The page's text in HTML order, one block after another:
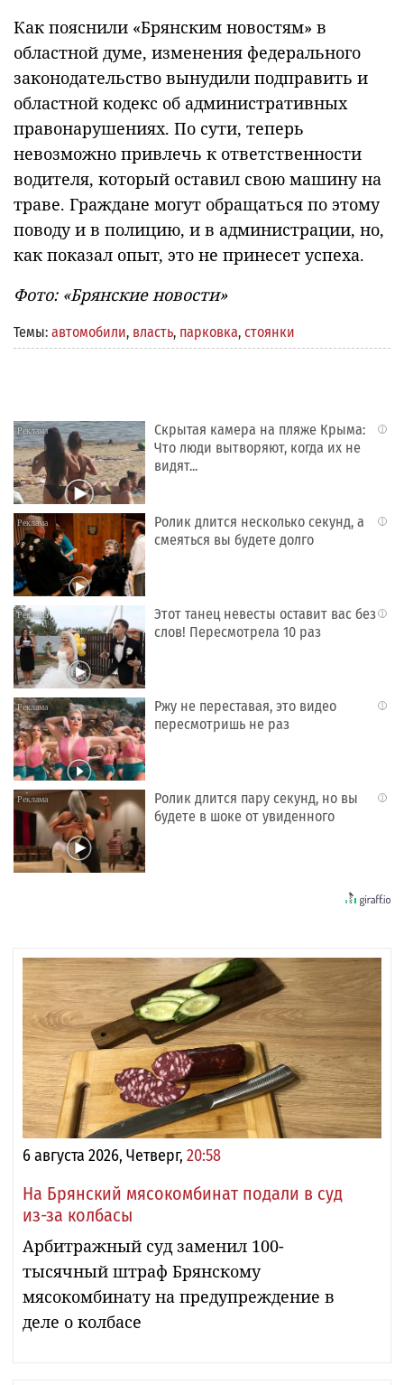
Как пояснили «Брянским новостям» в
областной думе, изменения федерального
законодательство вынудили подправить и
областной кодекс об административных
правонарушениях. По сути, теперь
невозможно привлечь к ответственности
водителя, который оставил свою машину на
траве. Граждане могут обращаться по этому
поводу и в полицию, и в администрации, но,
как показал опыт, это не принесет успеха.
Фото: «Брянские новости»
Темы: автомобили, власть, парковка, стоянки
i
Скрытая камера на пляже Крыма:
Что люди вытворяют, когда их не
видят...
i
Ролик длится несколько секунд, а
смеяться вы будете долго
i
Этот танец невесты оставит вас без
слов! Пересмотрела 10 раз
i
Ржу не переставая, это видео
пересмотришь не раз
i
Ролик длится пару секунд, но вы
будете в шоке от увиденного
6 августа 2026, Четверг, 20:58
На Брянский мясокомбинат подали в суд
из-за колбасы
Арбитражный суд заменил 100-
тысячный штраф Брянскому
мясокомбинату на предупреждение в
деле о колбасе